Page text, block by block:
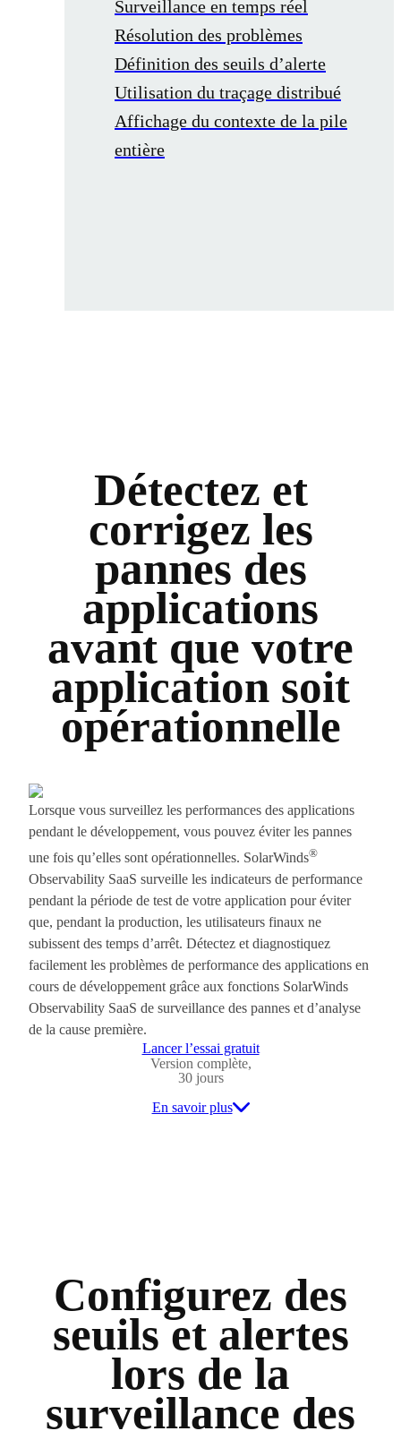
Surveillance en temps réel
Résolution des problèmes
Définition des seuils d’alerte
Utilisation du traçage distribué
Affichage du contexte de la pile
entière
Détectez et
corrigez les
pannes des
applications
avant que votre
application soit
opérationnelle
Lorsque vous surveillez les performances des applications
pendant le développement, vous pouvez éviter les pannes
une fois qu’elles sont opérationnelles. SolarWinds®
Observability SaaS surveille les indicateurs de performance
pendant la période de test de votre application pour éviter
que, pendant la production, les utilisateurs finaux ne
subissent des temps d’arrêt. Détectez et diagnostiquez
facilement les problèmes de performance des applications en
cours de développement grâce aux fonctions SolarWinds
Observability SaaS de surveillance des pannes et d’analyse
de la cause première.
Lancer l’essai gratuit
Version complète,
30 jours
En savoir plus
Configurez des
seuils et alertes
lors de la
surveillance des